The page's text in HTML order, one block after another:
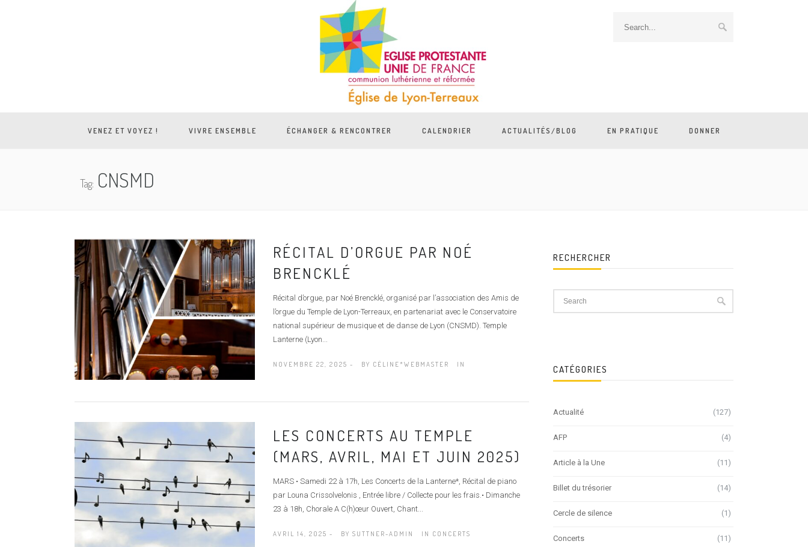
VENEZ ET VOYEZ ! VIVRE ENSEMBLE ÉCHANGER & RENCONTRER CALENDRIER ACTUALITÉS/BLOG EN PRATIQUE DONNER
Tag:CNSMD
RÉCITAL D’ORGUE PAR NOÉ
BRENCKLÉ
Récital d’orgue, par Noé Brencklé, organisé par l’association des Amis de
l’orgue du Temple de Lyon-Terreaux, en partenariat avec le Conservatoire
national supérieur de musique et de danse de Lyon (CNSMD). Temple
Lanterne (Lyon...
NOVEMBRE 22, 2025 - BY CÉLINE*WEBMASTER IN
LES CONCERTS AU TEMPLE
(MARS, AVRIL, MAI ET JUIN 2025)
MARS • Samedi 22 à 17h, Les Concerts de la Lanterne*, Récital de piano
par Louna Crissolvelonis , Entrée libre / Collecte pour les frais.• Dimanche
23 à 18h, Chorale A C(h)œur Ouvert, Chant...
AVRIL 14, 2025 - BY SUTTNER-ADMIN IN CONCERTS
RECHERCHER
CATÉGORIES
Actualité (127)
AFP (4)
Article à la Une (11)
Billet du trésorier (14)
Cercle de silence (1)
Concerts (11)